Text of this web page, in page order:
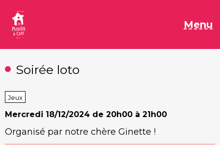
contenu
Menu
Soirée loto
Jeux
Mercredi 18/12/2024 de 20h00 à 21h00
Organisé par notre chère Ginette !